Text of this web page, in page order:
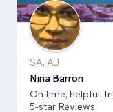
SA, AU
Nina Barron
On time, helpful,
5-star Reviews.